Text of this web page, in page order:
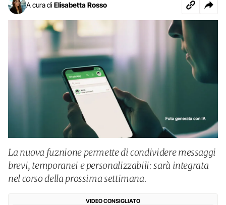
A cura di Elisabetta Rosso
La nuova fuznione permette di condividere messaggi
brevi, temporanei e personalizzabili: sarà integrata
nel corso della prossima settimana.
VIDEO CONSIGLIATO